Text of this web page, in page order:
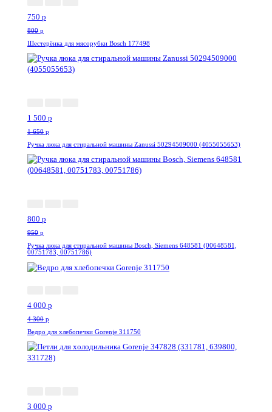
750 p
800 p
Шестерёнка для мясорубки Bosch 177498
1 500 p
1 650 p
Ручка люка для стиральной машины Zanussi 50294509000 (4055055653)
800 p
950 p
Ручка люка для стиральной машины Bosch, Siemens 648581 (00648581,
00751783, 00751786)
4 000 p
4 300 p
Ведро для хлебопечки Gorenje 311750
3 000 p